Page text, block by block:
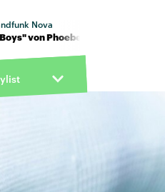
Nova
Bridgers · "Lost Boys" von